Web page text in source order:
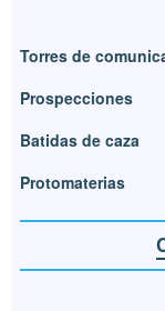
Torres de
Prospecciones
Batidas de caza
Protomaterias